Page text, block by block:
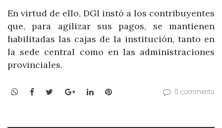
En virtud de ello, DGI instó a los contribuyentes
que, para agilizar sus pagos, se mantienen
habilitadas las cajas de la institución, tanto en
la sede central como en las administraciones
provinciales.
WhatsApp
Facebook
TwitterGoogle+LinkedInPinterest 0 comments